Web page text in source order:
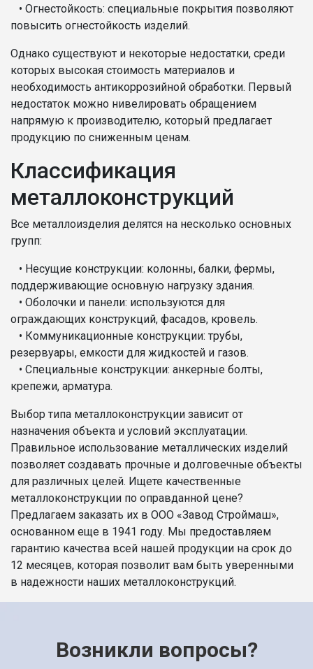
• Огнестойкость: специальные покрытия позволяют
повысить огнестойкость изделий.
Однако существуют и некоторые недостатки, среди
которых высокая стоимость материалов и
необходимость антикоррозийной обработки. Первый
недостаток можно нивелировать обращением
напрямую к производителю, который предлагает
продукцию по сниженным ценам.
Классификация
металлоконструкций
Все металлоизделия делятся на несколько основных
групп:
• Несущие конструкции: колонны, балки, фермы,
поддерживающие основную нагрузку здания.
• Оболочки и панели: используются для
ограждающих конструкций, фасадов, кровель.
• Коммуникационные конструкции: трубы,
резервуары, емкости для жидкостей и газов.
• Специальные конструкции: анкерные болты,
крепежи, арматура.
Выбор типа металлоконструкции зависит от
назначения объекта и условий эксплуатации.
Правильное использование металлических изделий
позволяет создавать прочные и долговечные объекты
для различных целей. Ищете качественные
металлоконструкции по оправданной цене?
Предлагаем заказать их в ООО «Завод Строймаш»,
основанном еще в 1941 году. Мы предоставляем
гарантию качества всей нашей продукции на срок до
12 месяцев, которая позволит вам быть уверенными
в надежности наших металлоконструкций.
Возникли вопросы?